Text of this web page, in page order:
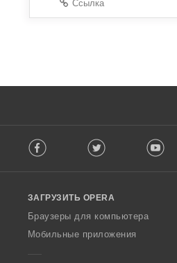
Ссылка
o
w
O
p
Facebook Twitter
ЗАГРУЗИТЬ OPERA
Браузеры для компьютера
Мобильные приложения